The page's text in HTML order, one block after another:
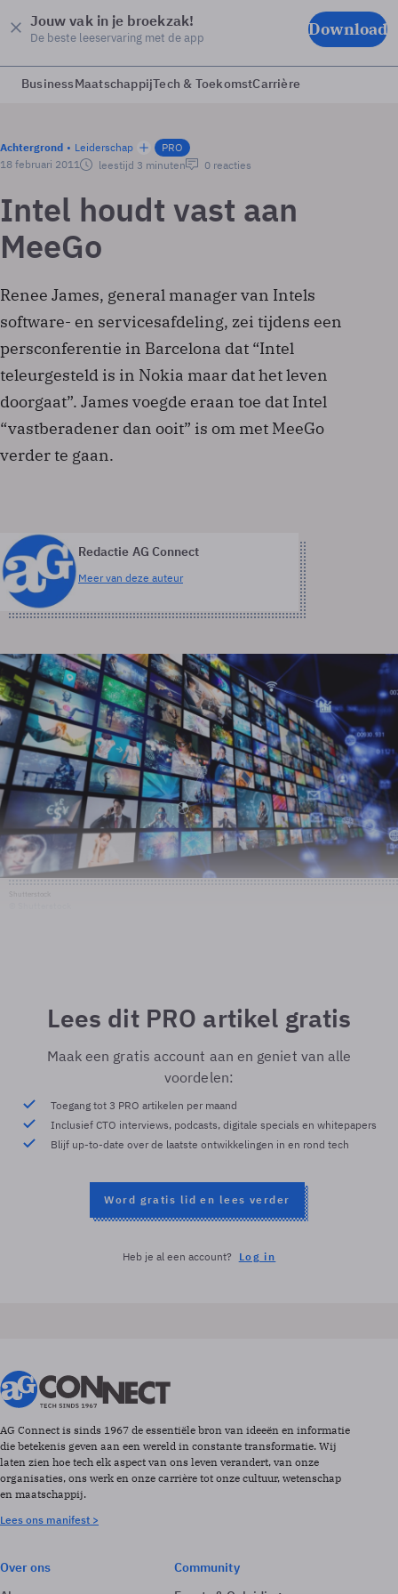
Jouw vak in je broekzak!
De beste leeservaring met de app Download
BusinessMaatschappijTech & ToekomstCarrière
Achtergrond Leiderschap
PRO
18 februari 2011
leestijd 3 minuten 0 reacties
Intel houdt vast aan
MeeGo
Renee James, general manager van Intels
software- en servicesafdeling, zei tijdens een
persconferentie in Barcelona dat “Intel
teleurgesteld is in Nokia maar dat het leven
doorgaat”. James voegde eraan toe dat Intel
“vastberadener dan ooit” is om met MeeGo
verder te gaan.
Redactie AG Connect
Meer van deze auteur
Lees dit PRO artikel gratis
Maak een gratis account aan en geniet van alle
voordelen:
Toegang tot 3 PRO artikelen per maand
Inclusief CTO interviews, podcasts, digitale specials en whitepapers
Blijf up-to-date over de laatste ontwikkelingen in en rond tech
Word gratis lid en lees verder
Heb je al een account? Log in
AG Connect is sinds 1967 de essentiële bron van ideeën en informatie
die betekenis geven aan een wereld in constante transformatie. Wij
laten zien hoe tech elk aspect van ons leven verandert, van onze
organisaties, ons werk en onze carrière tot onze cultuur, wetenschap
en maatschappij.
Lees ons manifest >
Over ons
Community